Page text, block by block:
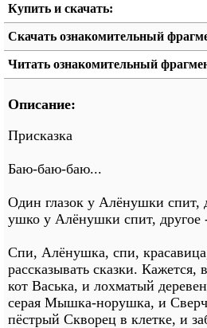
Купить и скачать:
Скачать ознакомительный
Читать ознакомительный
Описание:
Присказка
Баю-баю-баю...
Один глазок у Алёнушки спит,
ушко у Алёнушки спит, другое
Спи, Алёнушка, спи,
рассказывать сказки. Кажется,
кот Васька, и лохматый
серая Мышка-норушка, и
пёстрый Скворец в клетке, и